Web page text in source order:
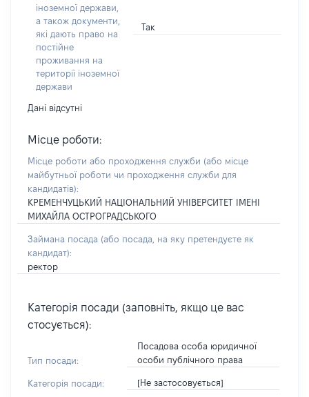
іноземної держави,
а також документи,
які дають право на
постійне
проживання на
території іноземної
держави
Так
Дані відсутні
Місце роботи:
Місце роботи або проходження служби (або місце
майбутньої роботи чи проходження служби для
кандидатів):
КРЕМЕНЧУЦЬКИЙ НАЦІОНАЛЬНИЙ УНІВЕРСИТЕТ ІМЕНІ
МИХАЙЛА ОСТРОГРАДСЬКОГО
Займана посада (або посада, на яку претендуєте як
кандидат):
ректор
Категорія посади (заповніть, якщо це вас
стосується):
Тип посади:
Посадова особа юридичної
особи публічного права
Категорія посади: [Не застосовується]